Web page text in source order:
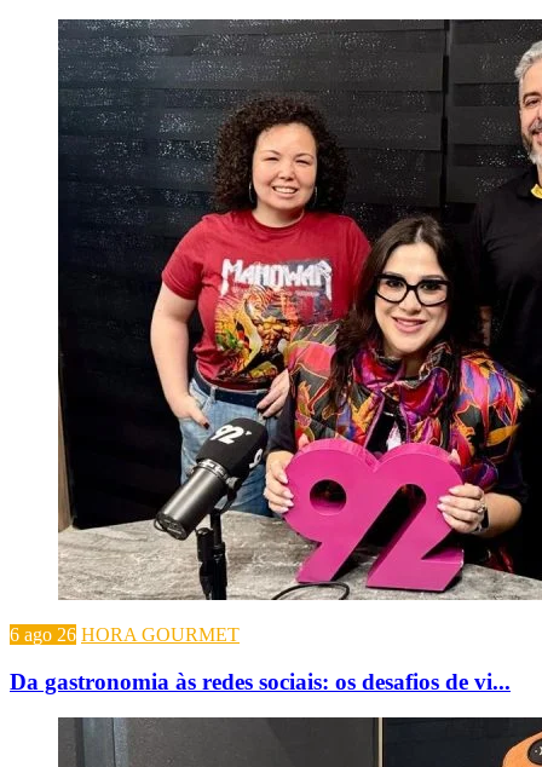
6 ago 26 HORA GOURMET
Da gastronomia às redes sociais: os desafios de vi...